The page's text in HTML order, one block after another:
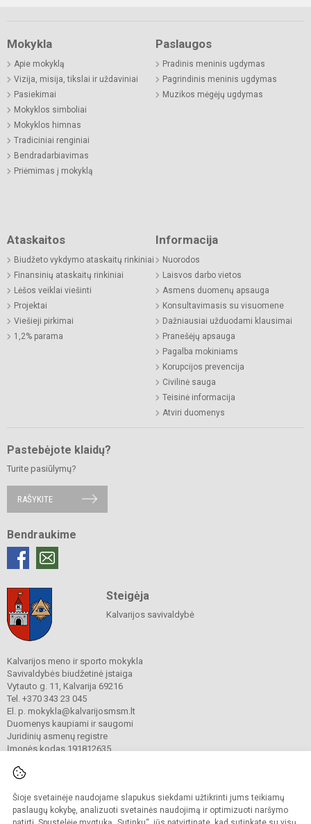
Šioje svetainėje naudojame slapukus siekdami užtikrinti jums teikiamų
paslaugų kokybę, analizuoti svetainės naudojimą ir optimizuoti naršymo
Mokykla
Apie mokyklą
Vizija, misija, tikslai ir uždaviniai
Pasiekimai
Mokyklos simboliai
Mokyklos himnas
Tradiciniai renginiai
Bendradarbiavimas
Priėmimas į mokyklą
Paslaugos
Pradinis meninis ugdymas
Pagrindinis meninis ugdymas
Muzikos mėgėjų ugdymas
Ataskaitos
Biudžeto vykdymo ataskaitų rinkiniai
Finansinių ataskaitų rinkiniai
Lėšos veiklai viešinti
Projektai
Viešieji pirkimai
1,2% parama
Informacija
Nuorodos
Laisvos darbo vietos
Asmens duomenų apsauga
Konsultavimasis su visuomene
Dažniausiai užduodami klausimai
Pranešėjų apsauga
Pagalba mokiniams
Korupcijos prevencija
Civilinė sauga
Teisinė informacija
Atviri duomenys
Pastebėjote klaidų?
Turite pasiūlymų?
RAŠYKITE
Bendraukime
Steigėja
Kalvarijos savivaldybė
Kalvarijos meno ir sporto mokykla
Savivaldybės biudžetinė įstaiga
Vytauto g. 11, Kalvarija 69216
Tel. +370 343 23 045
El. p. mokykla@kalvarijosmsm.lt
Duomenys kaupiami ir saugomi
Juridinių asmenų registre
Įmonės kodas 191812635
© 2023. Kalvarijos meno ir sporto mokykla. Visos teisės saugomos.
Kopijuoti turinį be raštiško įstaigos administracijos sutikimo griežtai draudžiama.